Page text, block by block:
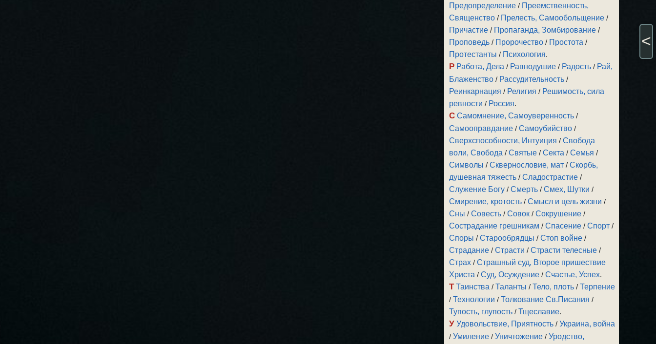
Предопределение / Преемственность,
Священство / Прелесть, Самообольщение /
Причастие / Пропаганда, Зомбирование /
Проповедь / Пророчество / Простота /
Протестанты / Психология.
Р Работа, Дела / Равнодушие / Радость / Рай,
Блаженство / Рассудительность /
Реинкарнация / Религия / Решимость, сила
ревности / Россия.
С Самомнение, Самоуверенность /
Самооправдание /Самоубийство /
Сверхспособности, Интуиция /Свобода
воли, Свобода /Святые /Секта /Семья /
Символы /Сквернословие, мат /Скорбь,
душевная тяжесть /Сладострастие /
Служение Богу /Смерть /Смех, Шутки /
Смирение, кротость /Смысл и цель жизни /
Сны /Совесть /Совок /Сокрушение /
Сострадание грешникам /Спасение /Спорт /
Споры /Старообрядцы /Стоп войне /
Страдание /Страсти /Страсти телесные /
Страх /Страшный суд, Второе пришествие
Христа /Суд, Осуждение /Счастье, Успех.
Т Таинства /Таланты /Тело, плоть /Терпение
/Технологии /Толкование Св.Писания /
Тупость, глупость /Тщеславие.
У Удовольствие, Приятность /Украина, война
/Умиление /Уничтожение /Уродство,
<